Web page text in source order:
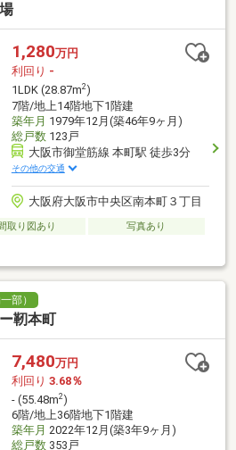
1,280万円
利回り -
1LDK (28.87m2)
7階/地上14階地下1階建
築年月 1979年12月(築46年9ヶ月)
総戸数123戸
大阪市御堂筋線 本町駅 徒歩3分
その他の交通
大阪府大阪市中央区南本町３丁目
取り図あり
写真あり
部）
靭本町
7,480万円
利回り 3.68％
- (55.48m2)
6階/地上36階地下1階建
築年月 2022年12月(築3年9ヶ月)
総戸数353戸